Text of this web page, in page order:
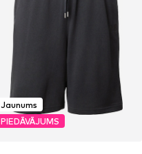
Jaunums
PIEDĀVĀJUMS